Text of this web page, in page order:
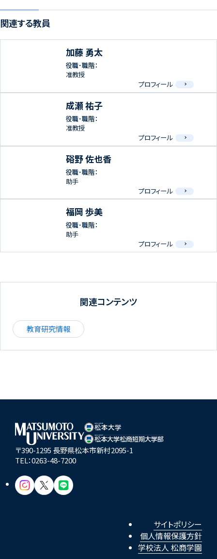
関連する教員
加藤 勇太
役職･職階：
准教授
プロフィール
成瀬 祐子
役職･職階：
准教授
プロフィール
硲野 佐也香
役職･職階：
助手
プロフィール
福岡 歩美
役職･職階：
助手
プロフィール
関連コンテンツ
教育研究情報
〒390-1295 長野県松本市新村2095-1
TEL：0263-48-7200
サイトポリシー
個人情報保護方針
学校法人 松商学園